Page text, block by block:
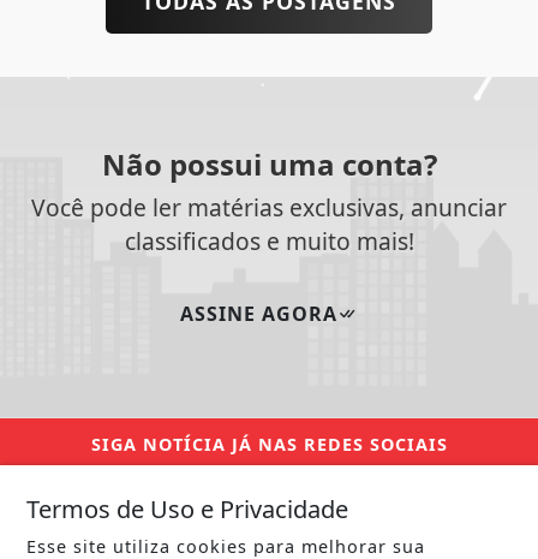
Não possui uma conta?
Você pode ler matérias exclusivas, anunciar
classificados e muito mais!
ASSINE AGORA
SIGA NOTÍCIA JÁ NAS REDES SOCIAIS
Termos de Uso e Privacidade
Esse site utiliza cookies para melhorar sua